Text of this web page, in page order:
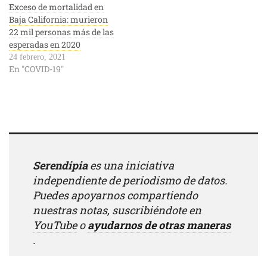
Exceso de mortalidad en
Baja California: murieron
22 mil personas más de las
esperadas en 2020
24 febrero, 2021
En "COVID-19"
Serendipiaes una iniciativa
independiente de periodismo de datos.
Puedes apoyarnos compartiendo
nuestras notas, suscribiéndote en
YouTubeoayudarnos de otras maneras
.